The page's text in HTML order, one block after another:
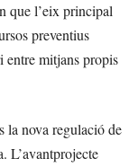
que l’eix principal
preventius
entre mitjans propis
la nova regulació de
L’avantprojecte